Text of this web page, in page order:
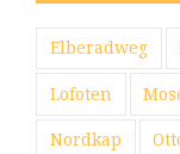
Elberadweg
Lofoten
Nordkap